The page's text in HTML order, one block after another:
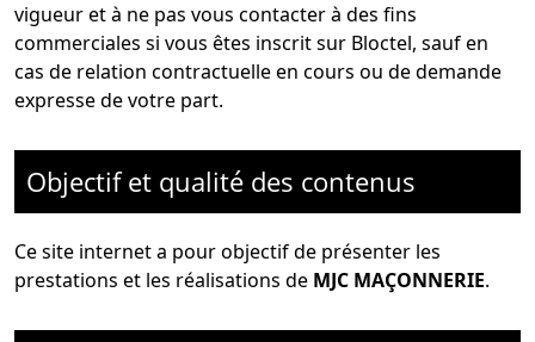
vigueur et à ne pas vous contacter à des fins
commerciales si vous êtes inscrit sur Bloctel, sauf en
cas de relation contractuelle en cours ou de demande
expresse de votre part.
Objectif et qualité des contenus
Ce site internet a pour objectif de présenter les
prestations et les réalisations de MJC MAÇONNERIE.